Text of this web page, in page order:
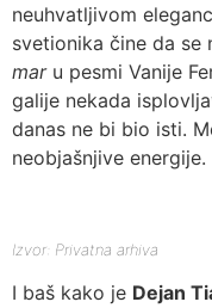
neuhvatljivom
svetionika čine da se
maru pesmi Vanije
galije nekada
danas ne bi bio isti.
neobjašnjive energije.
Izvor: Privatna arhiva
I baš kako je Dejan